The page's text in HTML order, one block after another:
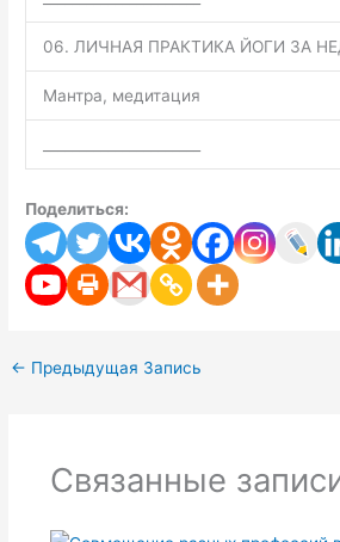
06. ЛИЧНАЯ ПРАКТИКА ЙОГИ ЗА
Мантра, медитация
Поделиться:
← Предыдущая Запись
Связанные